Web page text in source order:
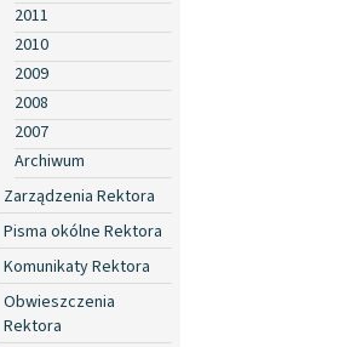
2011
2010
2009
2008
2007
Archiwum
Zarządzenia Rektora
Pisma okólne Rektora
Komunikaty Rektora
Obwieszczenia
Rektora